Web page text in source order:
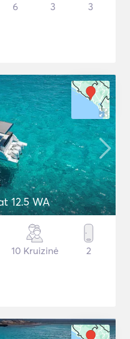
6 3 3
12.5 WA
10 Kruizinė 2